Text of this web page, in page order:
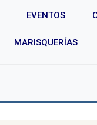
EVENTOS
MARISQUERÍAS